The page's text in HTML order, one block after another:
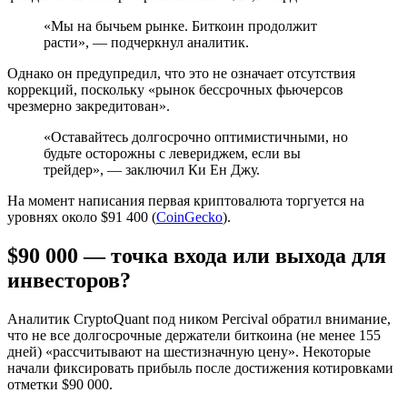
«Мы на бычьем рынке. Биткоин продолжит
расти», — подчеркнул аналитик.
Однако он предупредил, что это не означает отсутствия
коррекций, поскольку «рынок бессрочных фьючерсов
чрезмерно закредитован».
«Оставайтесь долгосрочно оптимистичными, но
будьте осторожны с левериджем, если вы
трейдер», — заключил Ки Ен Джу.
На момент написания первая криптовалюта торгуется на
уровнях около $91 400 (CoinGecko).
$90 000 — точка входа или выхода для
инвесторов?
Аналитик CryptoQuant под ником Percival обратил внимание,
что не все долгосрочные держатели биткоина (не менее 155
дней) «рассчитывают на шестизначную цену». Некоторые
начали фиксировать прибыль после достижения котировками
отметки $90 000.